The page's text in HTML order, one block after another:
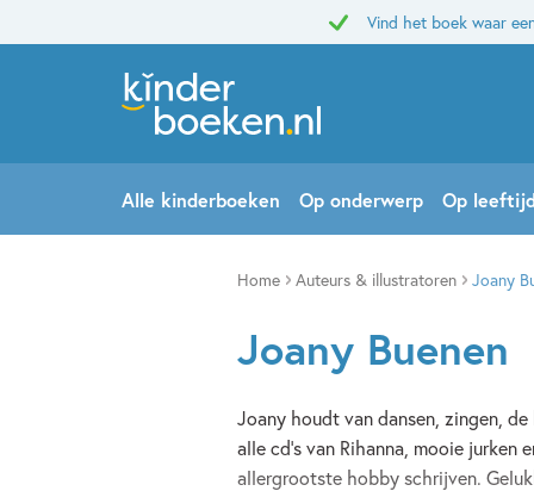
Vind het boek waar
Alle kinderboeken Op onderwerp Op
Home Auteurs & illustratoren Joany
Joany Buenen
Joany houdt van dansen, zingen,
alle cd's van Rihanna, mooie jurken
allergrootste hobby schrijven.